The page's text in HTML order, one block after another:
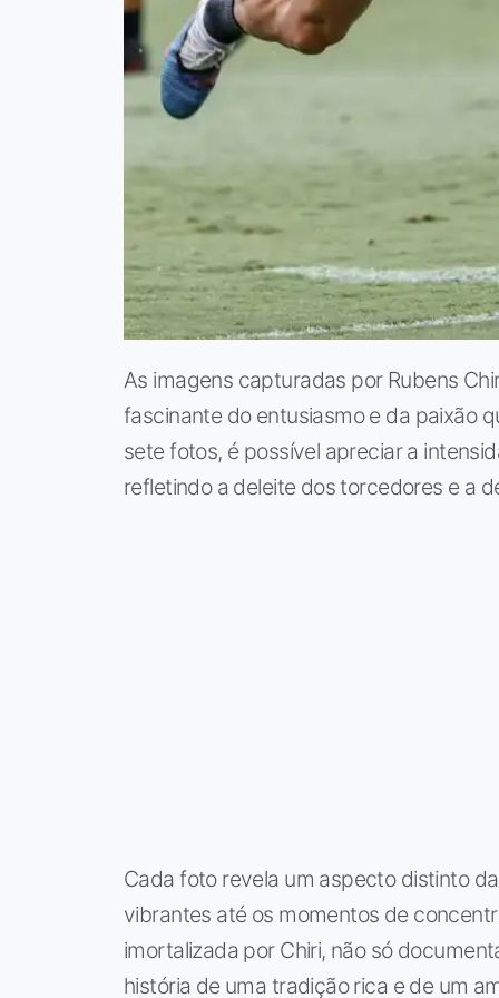
As imagens capturadas por Rubens
fascinante do entusiasmo e da paixão
sete fotos, é possível apreciar a
refletindo a deleite dos torcedores e a
Cada foto revela um aspecto distinto
vibrantes até os momentos de
imortalizada por Chiri, não só
história de uma tradição rica e de um